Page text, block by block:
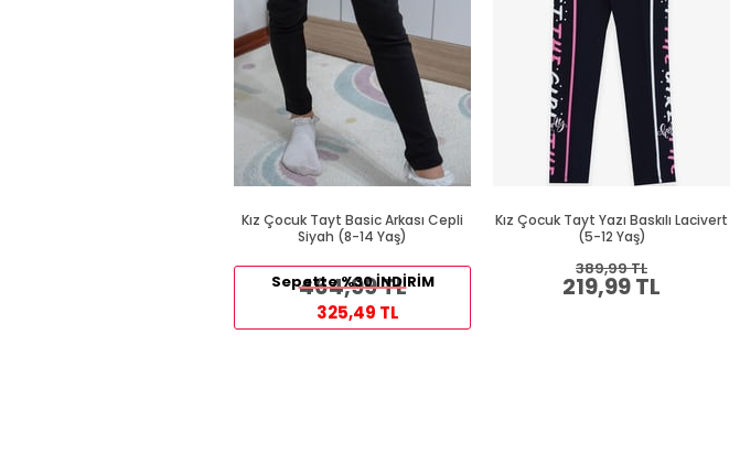
Kız Çocuk Tayt Basic Arkası Cepli
Siyah (8-14 Yaş)
464,99 TL
Sepette %30 İNDİRİM
325,49 TL
Kız Çocuk Tayt Yazı Baskılı Lacivert
(5-12 Yaş)
219,99 TL
389,99 TL